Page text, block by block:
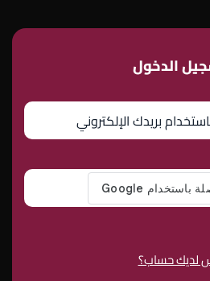
الدخول
بريدك الإلكتروني
لديك حساب؟